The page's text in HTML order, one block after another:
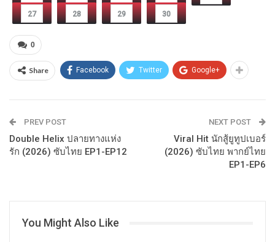
27 28 29 30
0
Share Facebook Twitter Google+
PREV POST
Double Helix ปลายทางแห่ง
รัก (2026) ซับไทย EP1-EP12
NEXT POST
Viral Hit นักสู้ยูทูปเบอร์
(2026) ซับไทย พากย์ไทย
EP1-EP6
You Might Also Like